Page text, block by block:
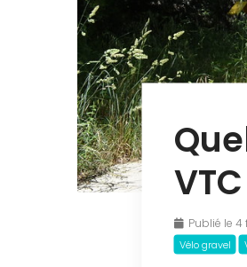
Publié le 4
Vélo gravel